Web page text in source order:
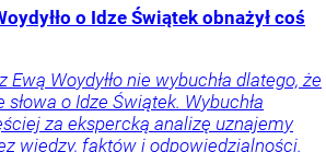
o Idze Świątek obnażył coś
Woydyłło nie wybuchła dlatego, że
o Idze Świątek. Wybuchła
za ekspercką analizę uznajemy
wiedzy, faktów i odpowiedzialności.